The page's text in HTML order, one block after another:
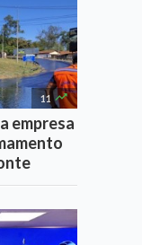
11 
empresa